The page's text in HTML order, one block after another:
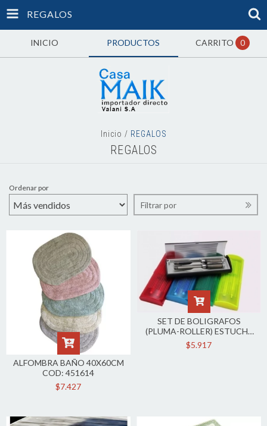
REGALOS
INICIO PRODUCTOS CARRITO 0
Inicio / REGALOS
REGALOS
Ordenar por
Filtrar por
ALFOMBRA BAÑO 40X60CM
COD: 451614
$7.427
SET DE BOLIGRAFOS
(PLUMA-ROLLER) ESTUCHE
INCLUIDO 560
$5.917